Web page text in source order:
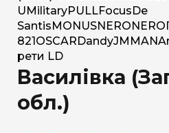
U MilitaryPULLFocus De
Santis MONUSNERO NERO
821 OSCAR DandyJM MAN
рети LD
Василівка
обл.)